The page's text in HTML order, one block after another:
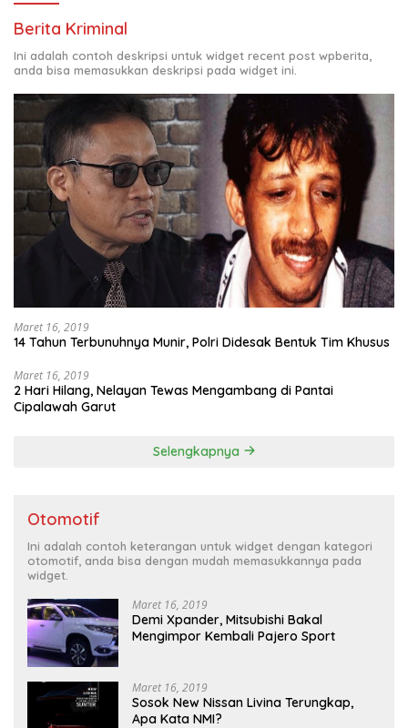
Berita Kriminal
Ini adalah contoh deskripsi untuk widget recent post wpberita,
anda bisa memasukkan deskripsi pada widget ini.
Maret 16, 2019
14 Tahun Terbunuhnya Munir, Polri Didesak Bentuk Tim Khusus
Maret 16, 2019
2 Hari Hilang, Nelayan Tewas Mengambang di Pantai
Cipalawah Garut
Selengkapnya
Otomotif
Ini adalah contoh keterangan untuk widget dengan kategori
otomotif, anda bisa dengan mudah memasukkannya pada
widget.
Maret 16, 2019
Demi Xpander, Mitsubishi Bakal
Mengimpor Kembali Pajero Sport
Maret 16, 2019
Sosok New Nissan Livina Terungkap,
Apa Kata NMI?